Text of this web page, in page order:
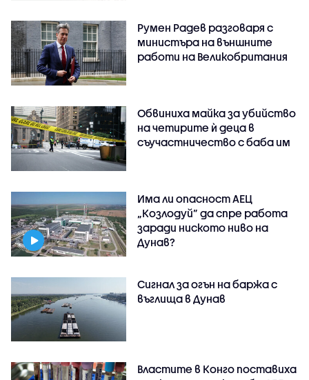
Румен Радев разговаря с
министъра на външните
работи на Великобритания
Обвиниха майка за убийство
на четирите ѝ деца в
съучастничество с баба им
Има ли опасност АЕЦ
„Козлодуй” да спре работа
заради ниското ниво на
Дунав?
Сигнал за огън на баржа с
въглища в Дунав
Властите в Конго поставиха